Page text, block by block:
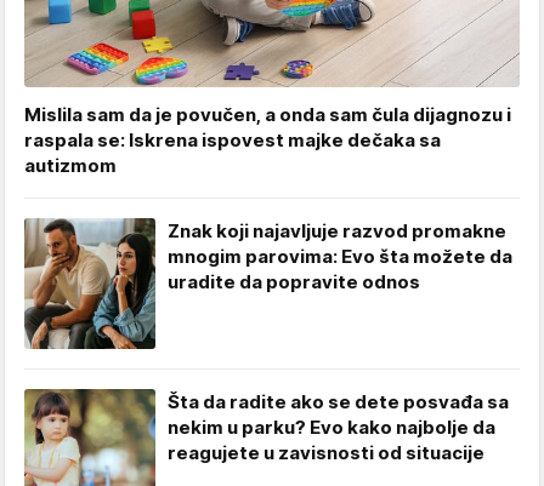
Mislila sam da je povučen, a onda sam čula dijagnozu i
raspala se: Iskrena ispovest majke dečaka sa
autizmom
Znak koji najavljuje razvod promakne
mnogim parovima: Evo šta možete da
uradite da popravite odnos
Šta da radite ako se dete posvađa sa
nekim u parku? Evo kako najbolje da
reagujete u zavisnosti od situacije